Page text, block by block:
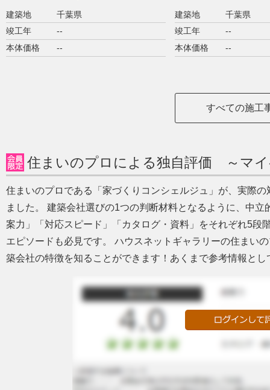
建築地
千葉県
竣工年
--
本体価格
--
建築地
千葉県
竣工年
--
本体価格
--
すべての施工
住まいのプロによる独自評価 ～マイ
住まいのプロである「家づくりコンシェルジュ」が、実際
ました。 建築会社選びの1つの判断材料となるように、中
案力」「対応スピード」「カタログ・資料」をそれぞれ5段
エピソードも必見です。 ハウスネットギャラリーの住まい
築会社の特徴を知ることができます！あくまで参考情報と